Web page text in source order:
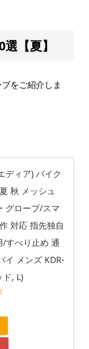
【夏】
をご紹介しま
ディア) バイク
秋 メッシュ
グローブ/スマ
対応 指先独自
すべり止め 通
イ メンズ KDR-
ド, L)